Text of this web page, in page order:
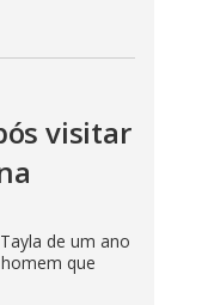
visitar
de um ano
que